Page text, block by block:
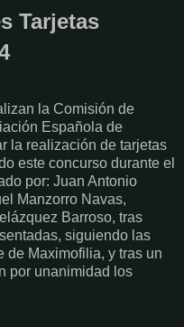
Tarjetas
la Comisión de
Española de
la realización de tarjetas
este concurso durante el
por: Juan Antonio
Manzorro Navas,
Barroso, tras
siguiendo las
de Maximofilia, y tras un
por unanimidad los